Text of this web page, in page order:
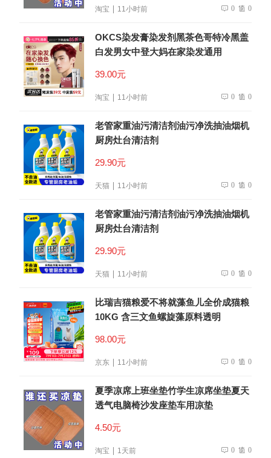
淘宝 11小时前 0 0
OKCS染发膏染发剂黑茶色哥特冷黑盖
白发男女中登大妈在家染发通用
39.00元
淘宝 11小时前 0 0
老管家重油污清洁剂油污净洗抽油烟机
厨房灶台清洁剂
29.90元
天猫 11小时前 0 0
老管家重油污清洁剂油污净洗抽油烟机
厨房灶台清洁剂
29.90元
天猫 11小时前 0 0
比瑞吉猫粮爱不将就藻鱼儿全价成猫粮
10KG 含三文鱼螺旋藻原料透明
98.00元
京东 11小时前 0 0
夏季凉席上班坐垫竹学生凉席坐垫夏天
透气电脑椅沙发座垫车用凉垫
4.50元
淘宝 1天前 0 0